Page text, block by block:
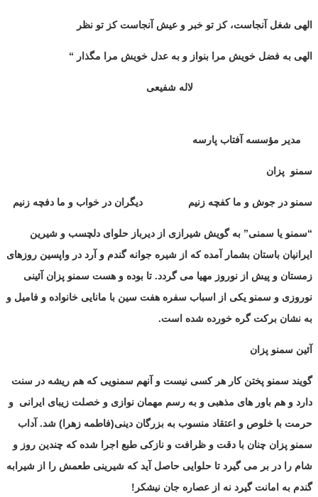
الهی شغل آنجاست، کز تو خبر و عیش آنجاست کز تو نظر
الهی به فضل خویش مرا بنواز و به عدل خویش مرا مگذار “
لاله شفیعی
مدیر مؤسسه آفتاب پارسه
سمنو پزان
سمنو در جوش و ما کفچه زنیم دیگران در خواب و ما دفچه زنیم
“سمنو یا سمنی” به گویش شیرازی از دیرباز حلوای دلچسب و شیرین
ایرانیان باستان بشمار آمده که از شیره جوانه گندم و آرد در واپسین روزهای
زمستان و پیش از نوروز مهیا می گردد. تا بوده و هست سمنو پزان آئینی
نوروزی و سمنو یکی از اسباب سفره هفت سین با مانایی خانواده و فامیل و
به نشان برکت گره خورده شده است.
آئین سمنو پزان
گویند سمنو پختن کار هر کسی نیست و آنهم سمنویی که هم ریشه در سنت
دارد و هم باور های مذهبی و به رسم مهمان نوازی و خصلت زیبای ایرانی و
حرمت با خلوص و اعتقاد منسوب به بزرگان دینی(فاطمه زهرا) شد. آداب
سمنو پزان چنان با دقت و ظرافت و نازکی طبع اجرا شده که چندین روز و
شام را در بر می گیرد تا حلوایی حاصل آید که شیرینی طعمش را از شیرابه
گندم به امانت گیرد نه از عصاره جان نیشکر!